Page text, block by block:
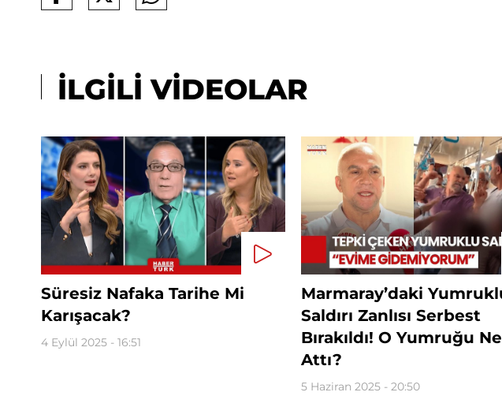
İLGİLİ VİDEOLAR
Süresiz Nafaka Tarihe Mi
Karışacak?
4 Eylül 2025 - 16:51
Marmaray’daki
Saldırı Zanlısı Serbest
Bırakıldı! O Yumruğu
Attı?
5 Haziran 2025 - 20:50